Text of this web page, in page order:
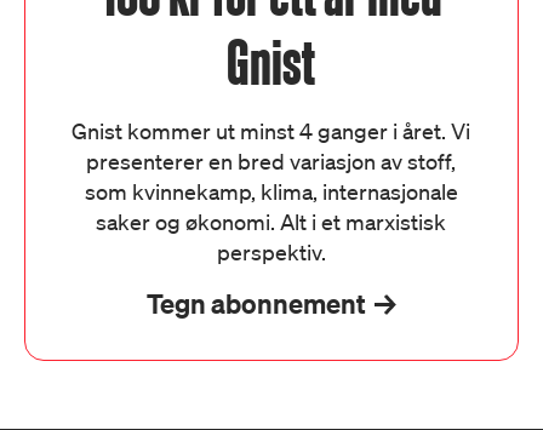
Gnist
Gnist kommer ut minst 4 ganger i året. Vi
presenterer en bred variasjon av stoff,
som kvinnekamp, klima, internasjonale
saker og økonomi. Alt i et marxistisk
perspektiv.
Tegn abonnement